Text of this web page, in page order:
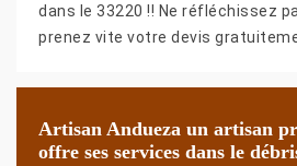
dans le 33220 !! Ne réfléchissez
prenez vite votre devis
Artisan Andueza un artisan
offre ses services dans le